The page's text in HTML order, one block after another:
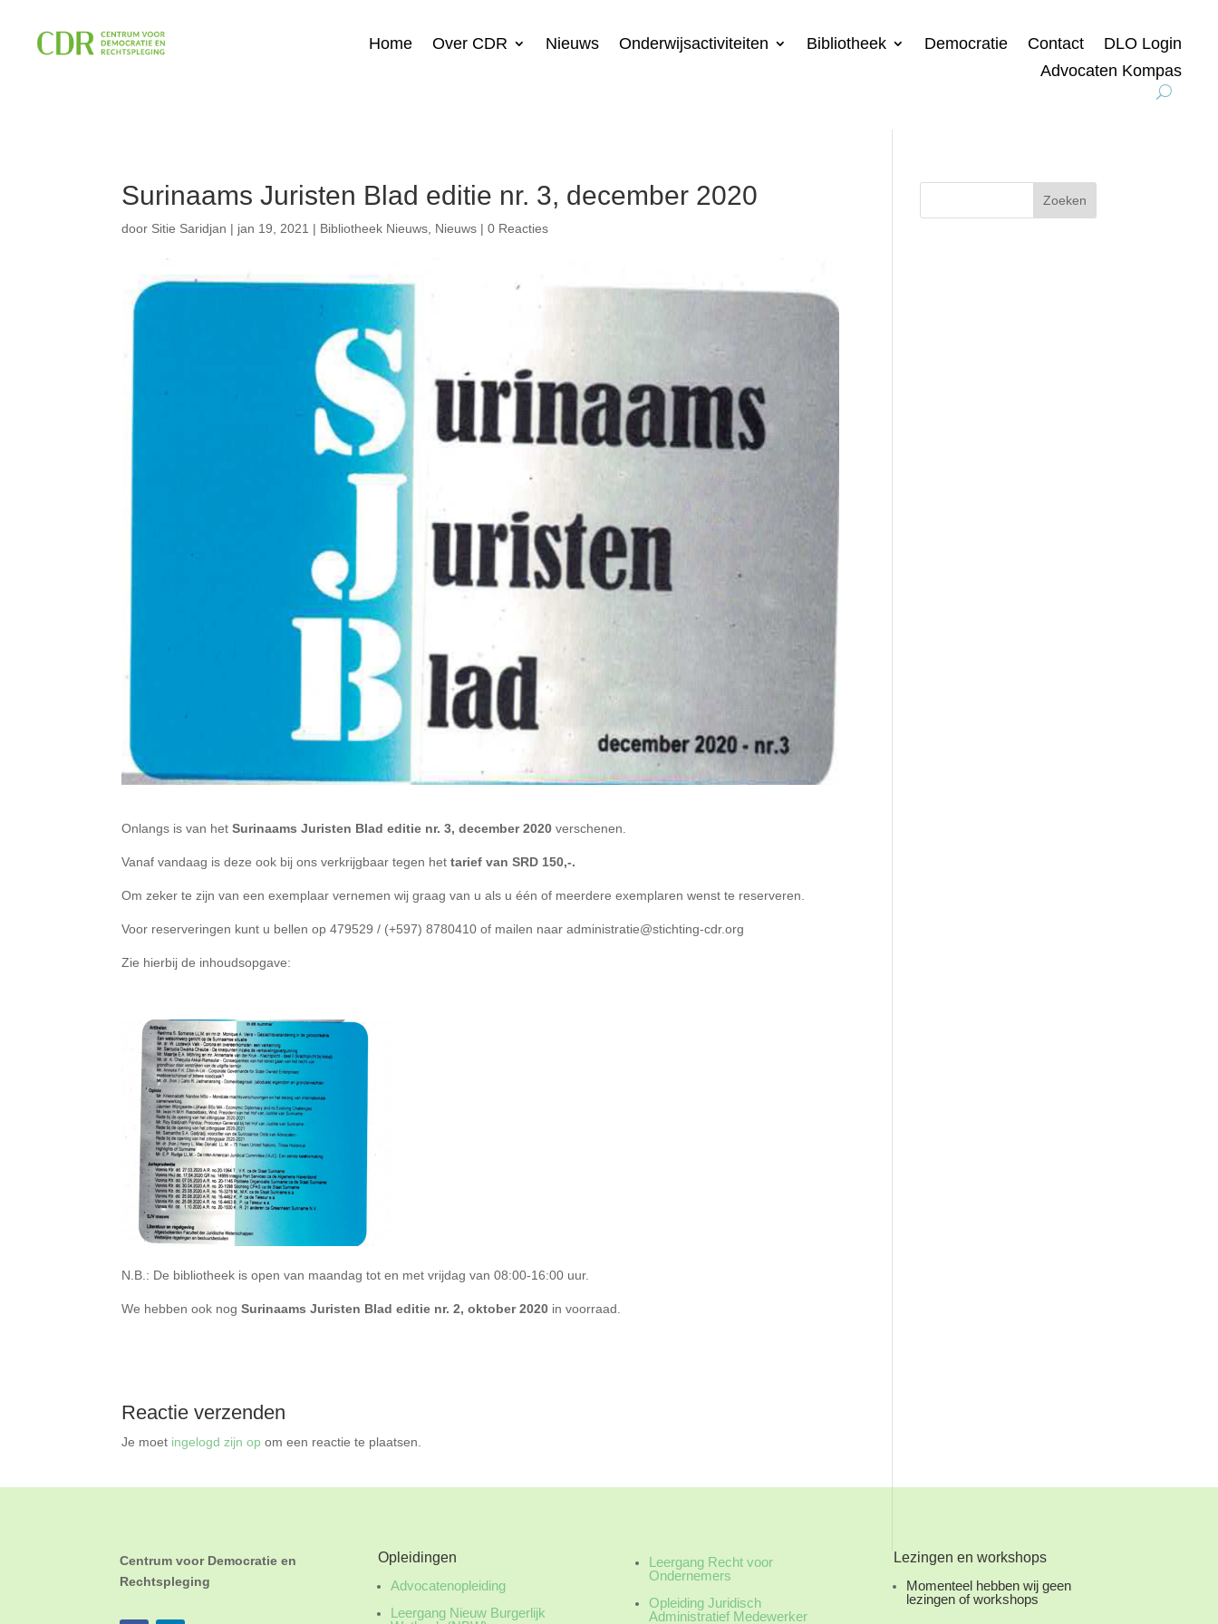
Home Over CDR Nieuws Onderwijsactiviteiten Bibliotheek Democratie Contact
DLO Login
Advocaten Kompas
Surinaams Juristen Blad editie nr. 3, december 2020
door Sitie Saridjan | jan 19, 2021 | Bibliotheek Nieuws Nieuws |0 Reacties
Onlangs is van hetSurinaams Juristen Blad editie nr. 3, december 2020 verschenen.
Vanaf vandaag is deze ook bij ons verkrijgbaar tegen hettarief van SRD 150,-.
Om zeker te zijn van een exemplaar vernemen wij graag van u als u één of meerdere exemplaren wenst te reserveren.
Voor reserveringen kunt u bellen op 479529 / (+597) 8780410 of mailen naar administratie@stichting-cdr.org
Zie hierbij de inhoudsopgave:
N.B.: De bibliotheek is open van maandag tot en met vrijdag van 08:00-16:00 uur.
We hebben ook nogSurinaams Juristen Blad editie nr. 2, oktober 2020 in voorraad.
Reactie verzenden
Je moet ingelogd zijn op om een reactie te plaatsen.
Centrum voor Democratie en
Rechtspleging
Opleidingen
Advocatenopleiding
Leergang Nieuw Burgerlijk
Leergang Recht voor
Ondernemers
Opleiding Juridisch
Administratief Medewerker
Lezingen en workshops
Momenteel hebben wij geen
lezingen of workshops